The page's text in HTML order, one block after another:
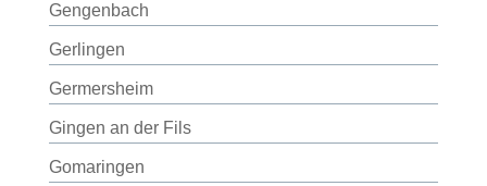
Gengenbach
Gerlingen
Germersheim
Gingen an der Fils
Gomaringen